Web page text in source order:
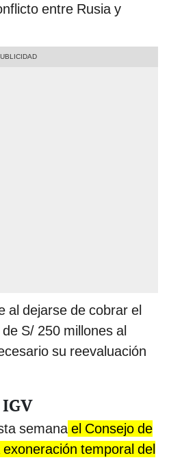
entre Rusia y
al dejarse de cobrar el
S/ 250 millones al
su reevaluación
semana el Consejo de
temporal del